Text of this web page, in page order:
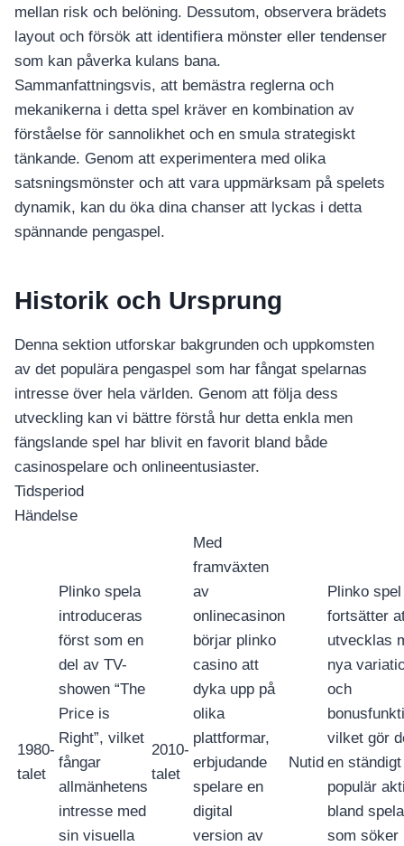
mellan risk och belöning. Dessutom, observera brädets
layout och försök att identifiera mönster eller tendenser
som kan påverka kulans bana.
Sammanfattningsvis, att bemästra reglerna och
mekanikerna i detta spel kräver en kombination av
förståelse för sannolikhet och en smula strategiskt
tänkande. Genom att experimentera med olika
satsningsmönster och att vara uppmärksam på spelets
dynamik, kan du öka dina chanser att lyckas i detta
spännande pengaspel.
Historik och Ursprung
Denna sektion utforskar bakgrunden och uppkomsten
av det populära pengaspel som har fångat spelarnas
intresse över hela världen. Genom att följa dess
utveckling kan vi bättre förstå hur detta enkla men
fängslande spel har blivit en favorit bland både
casinospelare och onlineentusiaster.
Tidsperiod
Händelse
1980-
talet
Plinko spela
introduceras
först som en
del av TV-
showen “The
Price is
Right”, vilket
fångar
allmänhetens
intresse med
sin visuella
2010-
talet
Med
framväxten
av
onlinecasinon
börjar plinko
casino att
dyka upp på
olika
plattformar,
erbjudande
spelare en
digital
version av
Nutid
Plinko spel
fortsätter
utvecklas
nya
och
vilket gör
en ständigt
populär
bland
som söker